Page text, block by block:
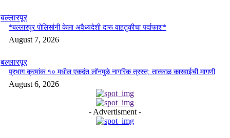
बल्लारपूर
*बल्लारपूर पोलिसांनी केला अवैध्यदेशी दारू वाहतुकीचा पर्दाफाश*
August 7, 2026
बल्लारपूर
प्रभाग क्रमांक १० मधील एकदंत लॉनमुळे नागरिक त्रस्त; तात्काळ कारवाईची मागणी
August 6, 2026
- Advertisment -